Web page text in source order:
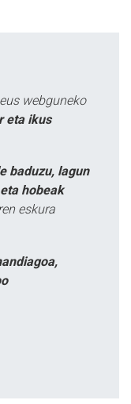
webguneko
eta ikus
baduzu, lagun
hobeak
eskura